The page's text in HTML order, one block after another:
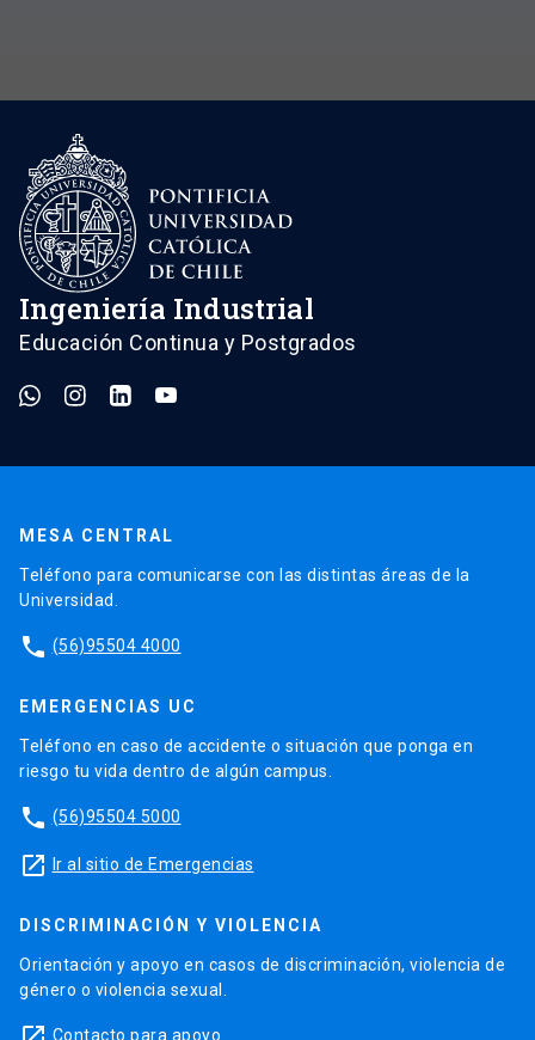
Ingeniería Industrial
Educación Continua y Postgrados
MESA CENTRAL
Teléfono para comunicarse con las distintas áreas de la
Universidad.
phone (56)95504 4000
EMERGENCIAS UC
Teléfono en caso de accidente o situación que ponga en
riesgo tu vida dentro de algún campus.
phone (56)95504 5000
launch Ir al sitio de Emergencias
DISCRIMINACIÓN Y VIOLENCIA
Orientación y apoyo en casos de discriminación, violencia de
género o violencia sexual.
Contacto para apoyo